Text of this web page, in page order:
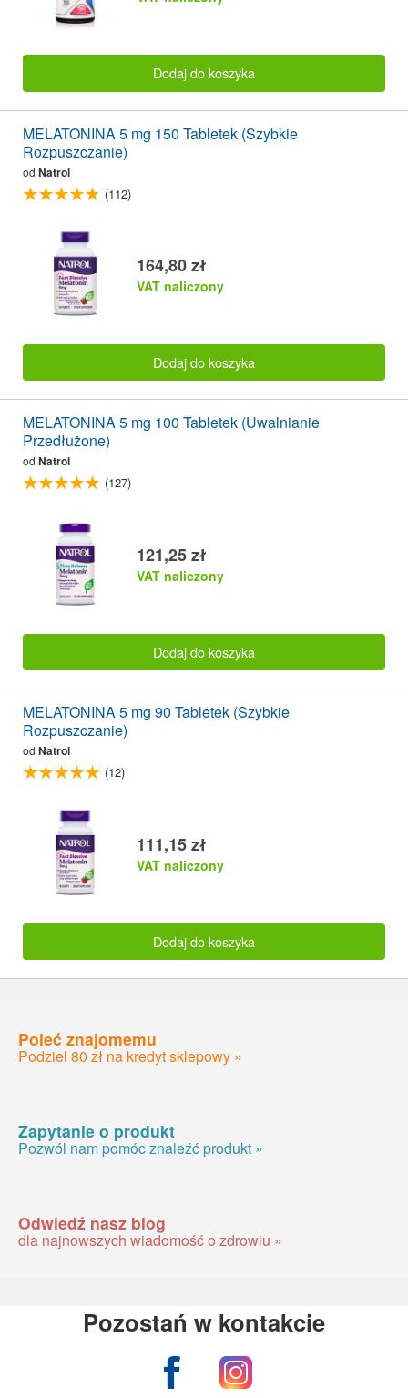
Dodaj do koszyka
MELATONINA 5 mg 150 Tabletek (Szybkie
Rozpuszczanie)
od Natrol
(112)
164,80 zł
VAT naliczony
Dodaj do koszyka
MELATONINA 5 mg 100 Tabletek (Uwalnianie
Przedłużone)
od Natrol
(127)
121,25 zł
VAT naliczony
Dodaj do koszyka
MELATONINA 5 mg 90 Tabletek (Szybkie
Rozpuszczanie)
od Natrol
(12)
111,15 zł
VAT naliczony
Dodaj do koszyka
Poleć znajomemu
Podziel 80 zł na kredyt sklepowy »
Zapytanie o produkt
Pozwól nam pomóc znaleźć produkt »
Odwiedź nasz blog
dla najnowszych wiadomość o zdrowiu »
Pozostań w kontakcie